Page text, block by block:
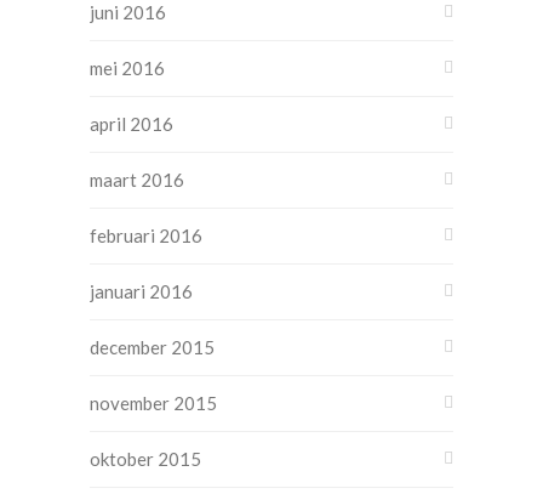
juni 2016
mei 2016
april 2016
maart 2016
februari 2016
januari 2016
december 2015
november 2015
oktober 2015